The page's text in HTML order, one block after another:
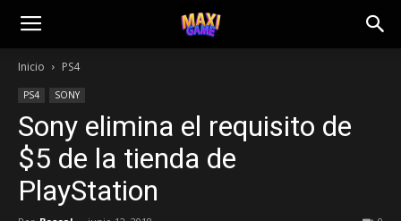
Inicio PS4
PS4 SONY
Sony elimina el requisito de
$5 de la tienda de
PlayStation